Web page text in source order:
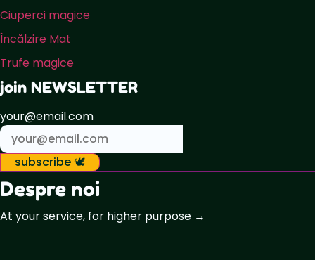
Ciuperci magice
Încălzire Mat
Trufe magice
join NEWSLETTER
your@email.com
subscribe 🕊️
Despre noi
At your service, for higher purpose →